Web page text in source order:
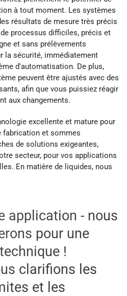
à tout moment. Les systèmes
résultats de mesure très précis
processus difficiles, précis et
et sans prélèvements
la sécurité, immédiatement
d'automatisation. De plus,
peuvent être ajustés avec des
afin que vous puissiez réagir
aux changements.
excellente et mature pour
fabrication et sommes
de solutions exigeantes,
secteur, pour vos applications
En matière de liquides, nous
application - nous
pour une
!
clarifions les
et les